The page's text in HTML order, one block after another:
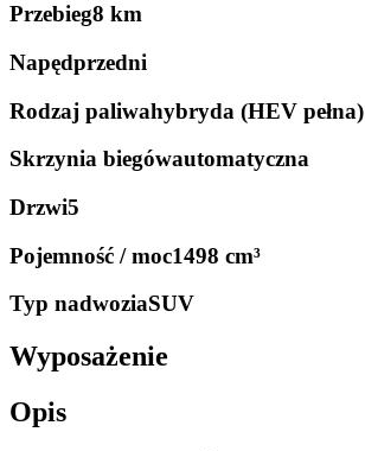
Przebieg8 km
Napędprzedni
Rodzaj paliwahybryda (HEV pełna)
Skrzynia biegówautomatyczna
Drzwi5
Pojemność / moc1498 cm³
Typ nadwoziaSUV
Wyposażenie
Opis